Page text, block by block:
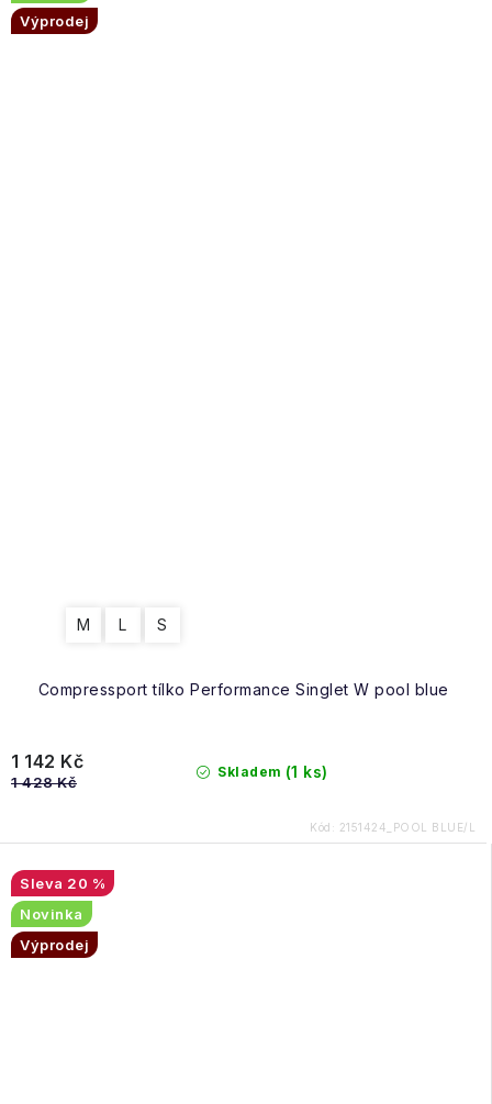
Compressport tílko Performance Singlet W pool blue
Výprodej
M L S
Skladem (1 ks)
1 142 Kč
1 428 Kč
Kód: 2151424_POOL BLUE/L
20 %
Novinka
Výprodej